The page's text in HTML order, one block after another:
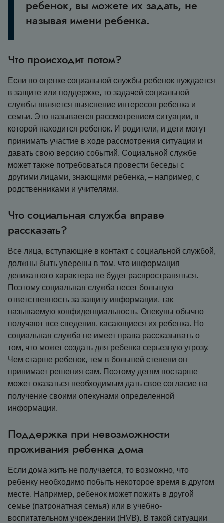
ребенок, вы можете их задать, не
называя имени ребенка.
Что происходит потом?
Если по оценке социальной службы ребенок нуждается
в защите или поддержке, то задачей социальной
службы является выяснение интересов ребенка и
семьи. Это называется рассмотрением ситуации, в
которой находится ребенок. И родители, и дети могут
принимать участие в ходе рассмотрения ситуации и
давать свою версию событий. Социальной службе
может также потребоваться провести беседы с
другими лицами, знающими ребенка, – например, с
родственниками и учителями.
Что социальная служба вправе
рассказать?
Все лица, вступающие в контакт с социальной службой,
должны быть уверены в том, что информация
деликатного характера не будет распространяться.
Поэтому социальная служба несет большую
ответственность за защиту информации, так
называемую конфиденциальность. Опекуны обычно
получают все сведения, касающиеся их ребенка. Но
социальная служба не имеет права рассказывать о
том, что может создать для ребенка серьезную угрозу.
Чем старше ребенок, тем в большей степени он
принимает решения сам. Поэтому детям постарше
может оказаться необходимым дать свое согласие на
получение своими опекунами определенной
информации.
Поддержка при невозможности
проживания ребенка дома
Если дома жить не получается, то возможно, что
ребенку необходимо побыть некоторое время в другом
месте. Например, ребенок может пожить в другой
семье (патронатная семья) или в учебно-
воспитательном учреждении (HVB). В такой ситуации